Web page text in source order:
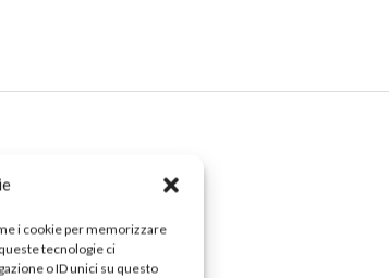
i cookie per memorizzare
tecnologie ci
o ID unici su questo